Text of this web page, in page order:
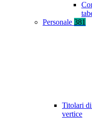
Personale 381
Titolari
vertice